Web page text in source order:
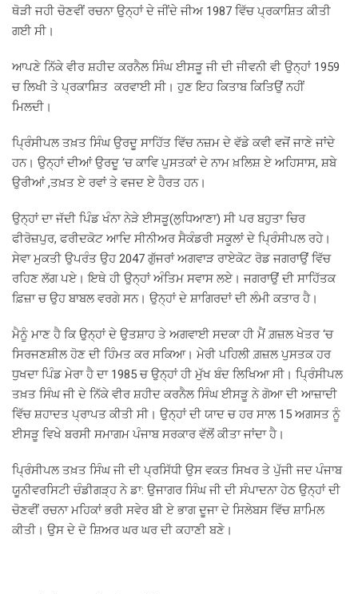
ਥੋੜੀ ਜਹੀ ਚੋਣਵੀਂ ਰਚਨਾ ਉਨ੍ਹਾਂ ਦੇ ਜੀਂਦੇ ਜੀਅ 1987 ਵਿੱਚ ਪ੍ਰਕਾਸ਼ਿਤ ਕੀਤੀ
ਗਈ ਸੀ।
ਆਪਣੇ ਨਿੱਕੇ ਵੀਰ ਸ਼ਹੀਦ ਕਰਨੈਲ ਸਿੰਘ ਈਸੜੂ ਜੀ ਦੀ ਜੀਵਨੀ ਵੀ ਉਨ੍ਹਾਂ 1959
ਚ ਲਿਖੀ ਤੇ ਪ੍ਰਕਾਸ਼ਿਤ ਕਰਵਾਈ ਸੀ। ਹੁਣ ਇਹ ਕਿਤਾਬ ਕਿਤਿਉਂ ਨਹੀਂ
ਮਿਲਦੀ।
ਪ੍ਰਿੰਸੀਪਲ ਤਖ਼ਤ ਸਿੰਘ ਉਰਦੂ ਸਾਹਿੱਤ ਵਿੱਚ ਨਜ਼ਮ ਦੇ ਵੱਡੇ ਕਵੀ ਵਜੋਂ ਜਾਣੇ ਜਾਂਦੇ
ਹਨ। ਉਨ੍ਹਾਂ ਦੀਆਂ ਉਰਦੂ ‘ਚ ਕਾਵਿ ਪੁਸਤਕਾਂ ਦੇ ਨਾਮ ਖ਼ਲਿਸ਼ ਏ ਅਹਿਸਾਸ, ਸ਼ਬੇ
ਉਰੀਆਂ ,ਤਖ਼ਤ ਏ ਰਵਾਂ ਤੇ ਵਜਦ ਏ ਹੈਰਤ ਹਨ।
ਉਨ੍ਹਾਂ ਦਾ ਜੱਦੀ ਪਿੰਡ ਖੰਨਾ ਨੇੜੇ ਈਸੜੂ(ਲੁਧਿਆਣਾ) ਸੀ ਪਰ ਬਹੁਤਾ ਚਿਰ
ਫੀਰੋਜ਼ਪੁਰ, ਫਰੀਦਕੋਟ ਆਦਿ ਸੀਨੀਅਰ ਸੈਕੰਡਰੀ ਸਕੂਲਾਂ ਦੇ ਪ੍ਰਿੰਸੀਪਲ ਰਹੇ।
ਸੇਵਾ ਮੁਕਤੀ ਉਪਰੰਤ ਉਹ 2047 ਗੁੱਜਰਾਂ ਅਗਵਾੜ ਰਾਏਕੋਟ ਰੋਡ ਜਗਰਾਉਂ ਵਿੱਚ
ਰਹਿਣ ਲੱਗ ਪਏ। ਇਥੇ ਹੀ ਉਨ੍ਹਾਂ ਅੰਤਿਮ ਸਵਾਸ ਲਏ। ਜਗਰਾਉਂ ਦੀ ਸਾਹਿੱਤਕ
ਫ਼ਿਜ਼ਾ ਚ ਉਹ ਬਾਬਲ ਵਰਗੇ ਸਨ। ਉਨ੍ਹਾਂ ਦੇ ਸ਼ਾਗਿਰਦਾਂ ਦੀ ਲੰਮੀ ਕਤਾਰ ਹੈ।
ਮੈਨੂੰ ਮਾਣ ਹੈ ਕਿ ਉਨ੍ਹਾਂ ਦੇ ਉਤਸ਼ਾਹ ਤੇ ਅਗਵਾਈ ਸਦਕਾ ਹੀ ਮੈਂ ਗ਼ਜ਼ਲ ਖੇਤਰ ‘ਚ
ਸਿਰਜਣਸ਼ੀਲ ਹੋਣ ਦੀ ਹਿੰਮਤ ਕਰ ਸਕਿਆ। ਮੇਰੀ ਪਹਿਲੀ ਗ਼ਜ਼ਲ ਪੁਸਤਕ ਹਰ
ਧੁਖਦਾ ਪਿੰਡ ਮੇਰਾ ਹੈ ਦਾ 1985 ਚ ਉਨ੍ਹਾਂ ਹੀ ਮੁੱਖ ਬੰਦ ਲਿਖਿਆ ਸੀ। ਪ੍ਰਿੰਸੀਪਲ
ਤਖ਼ਤ ਸਿੰਘ ਜੀ ਦੇ ਨਿੱਕੇ ਵੀਰ ਸ਼ਹੀਦ ਕਰਨੈਲ ਸਿੰਘ ਈਸੜੂ ਨੇ ਗੋਆ ਦੀ ਆਜ਼ਾਦੀ
ਵਿੱਚ ਸ਼ਹਾਦਤ ਪ੍ਰਾਪਤ ਕੀਤੀ ਸੀ। ਉਨ੍ਹਾਂ ਦੀ ਯਾਦ ਚ ਹਰ ਸਾਲ 15 ਅਗਸਤ ਨੂੰ
ਈਸੜੂ ਵਿਖੇ ਬਰਸੀ ਸਮਾਗਮ ਪੰਜਾਬ ਸਰਕਾਰ ਵੱਲੋਂ ਕੀਤਾ ਜਾਂਦਾ ਹੈ।
ਪ੍ਰਿੰਸੀਪਲ ਤਖ਼ਤ ਸਿੰਘ ਜੀ ਦੀ ਪ੍ਰਸਿੱਧੀ ਉਸ ਵਕਤ ਸਿਖਰ ਤੇ ਪੁੱਜੀ ਜਦ ਪੰਜਾਬ
ਯੂਨੀਵਰਸਿਟੀ ਚੰਡੀਗੜ੍ਹ ਨੇ ਡਾ: ਉਜਾਗਰ ਸਿੰਘ ਜੀ ਦੀ ਸੰਪਾਦਨਾ ਹੇਠ ਉਨ੍ਹਾਂ ਦੀ
ਚੋਣਵੀਂ ਰਚਨਾ ਮਹਿਕਾਂ ਭਰੀ ਸਵੇਰ ਬੀ ਏ ਭਾਗ ਦੂਜਾ ਦੇ ਸਿਲੇਬਸ ਵਿੱਚ ਸ਼ਾਮਿਲ
ਕੀਤੀ। ਉਸ ਦੇ ਦੋ ਸ਼ਿਅਰ ਘਰ ਘਰ ਦੀ ਕਹਾਣੀ ਬਣੇ।